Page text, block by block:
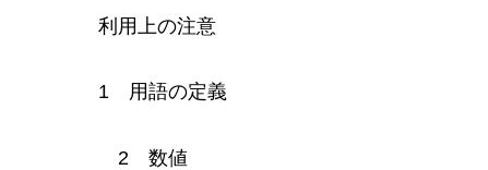
利 用上の注意
1 用語の定義
2 数値